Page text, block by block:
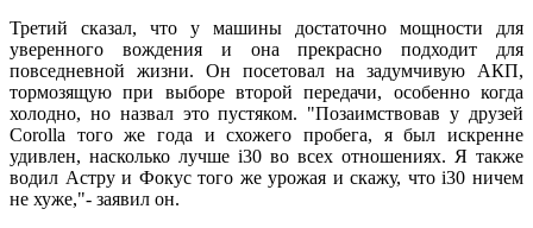
Третий сказал, что у машины достаточно мощности для
уверенного вождения и она прекрасно подходит для
повседневной жизни. Он посетовал на задумчивую АКП,
тормозящую при выборе второй передачи, особенно когда
холодно, но назвал это пустяком. "Позаимствовав у друзей
Corolla того же года и схожего пробега, я был искренне
удивлен, насколько лучше i30 во всех отношениях. Я также
водил Астру и Фокус того же урожая и скажу, что i30 ничем
не хуже,"- заявил он.